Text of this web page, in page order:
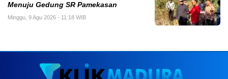
Menuju Gedung SR Pamekasan
Minggu, 9 Agu 2026 - 11:18 WIB